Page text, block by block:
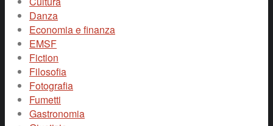
Danza
Economia e finanza
EMSF
Fiction
Filosofia
Fotografia
Fumetti
Gastronomia